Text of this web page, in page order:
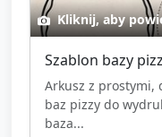
Kliknij, aby
Szablon bazy
Arkusz z prostymi,
baz pizzy do
baza...